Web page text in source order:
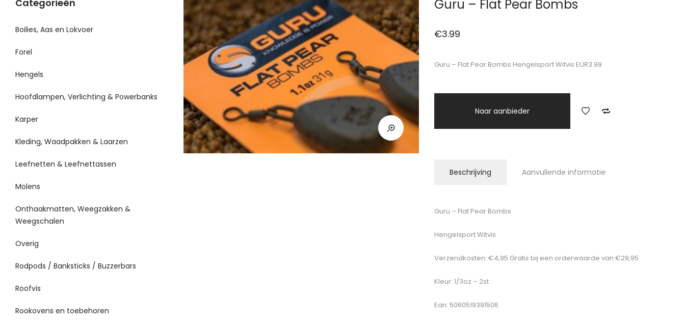
Guru – Flat Pear Bombs
€3.99
Guru – Flat Pear Bombs Hengelsport Witvis EUR3.99
Naar aanbieder
Beschrijving Aanvullende informatie
Guru – Flat Pear Bombs
Hengelsport Witvis
Verzendkosten: €4,95 Gratis bij een orderwaarde van €29,95
Kleur: 1/3oz – 2st
Ean: 5060519391506
Categorieën
Boilies, Aas en Lokvoer
Forel
Hengels
Hoofdlampen, Verlichting & Powerbanks
Karper
Kleding, Waadpakken & Laarzen
Leefnetten & Leefnettassen
Molens
Onthaakmatten, Weegzakken &
Weegschalen
Overig
Rodpods / Banksticks / Buzzerbars
Roofvis
Rookovens en toebehoren